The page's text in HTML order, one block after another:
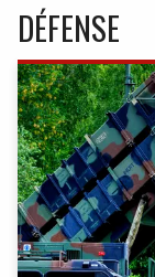
DÉFENSE